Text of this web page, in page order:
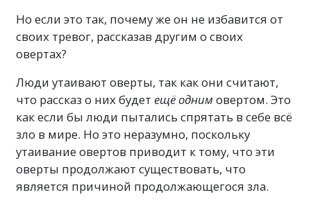
Но если это так, почему же он не избавится от
своих тревог, рассказав другим о своих
овертах?
Люди утаивают оверты, так как они считают,
что рассказ о них будет ещё одним овертом. Это
как если бы люди пытались спрятать в себе всё
зло в мире. Но это неразумно, поскольку
утаивание овертов приводит к тому, что эти
оверты продолжают существовать, что
является причиной продолжающегося зла.